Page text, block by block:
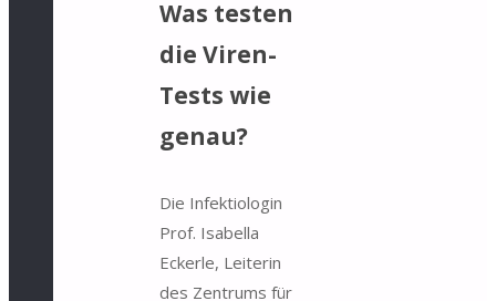
Was testen
die Viren-
Tests wie
genau?
Die Infektiologin
Prof. Isabella
Eckerle, Leiterin
des Zentrums für